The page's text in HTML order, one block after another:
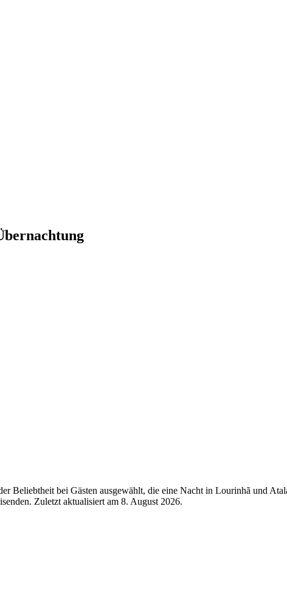
Beliebtheit bei Gästen ausgewählt, die eine Nacht in Lourinhã und
Zuletzt aktualisiert am 8. August 2026.